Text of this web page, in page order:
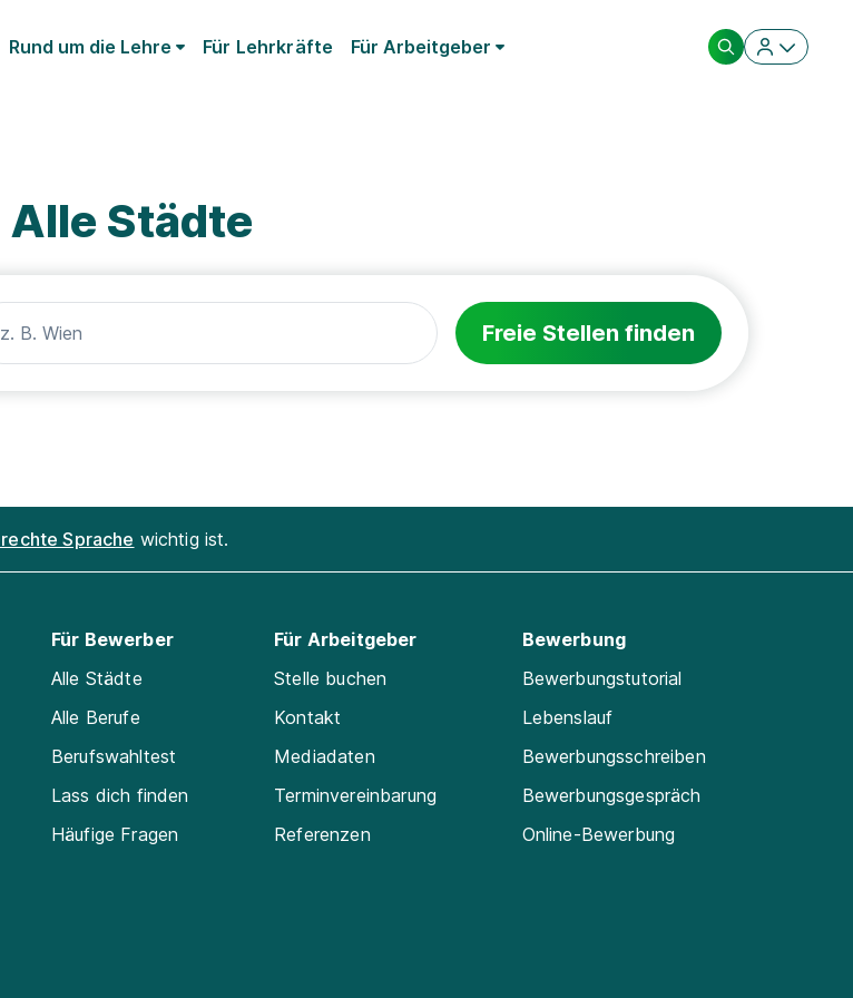
Rund um die Lehre Für Lehrkräfte Für Arbeitgeber
Alle Städte
Freie Stellen finden
Sprache wichtig ist.
Für Bewerber
Alle Städte
Alle Berufe
Berufswahltest
Lass dich finden
Häufige Fragen
Für Arbeitgeber
Stelle buchen
Kontakt
Mediadaten
Terminvereinbarung
Referenzen
Bewerbung
Bewerbungstutorial
Lebenslauf
Bewerbungsschreiben
Bewerbungsgespräch
Online-Bewerbung